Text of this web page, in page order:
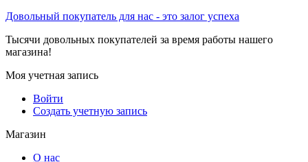
Довольный покупатель для нас - это залог успеха
Тысячи довольных покупателей за время работы нашего
магазина!
Моя учетная запись
Войти
Создать учетную запись
Магазин
О нас